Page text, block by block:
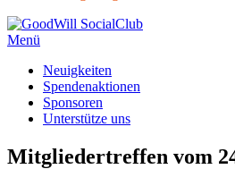
Menü
Neuigkeiten
Spendenaktionen
Sponsoren
Unterstütze uns
Mitgliedertreffen vom